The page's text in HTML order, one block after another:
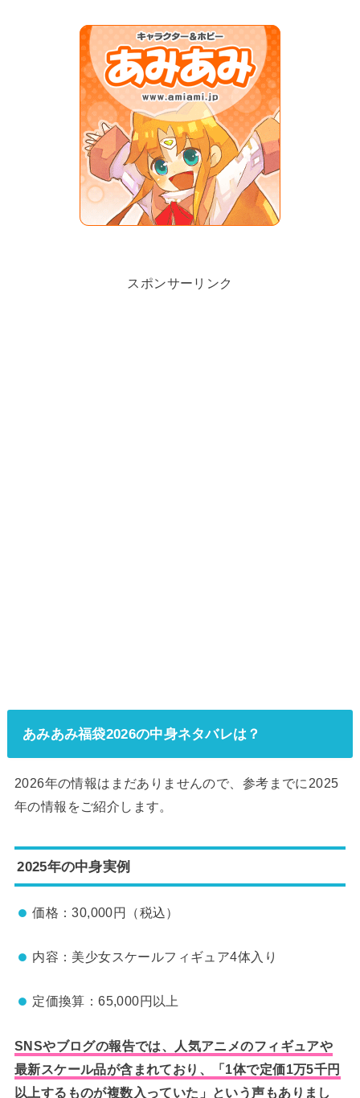
スポンサーリンク
あみあみ福袋2026の中身ネタバレは？
2026年の情報はまだありませんので、参考までに2025
年の情報をご紹介します。
2025年の中身実例
価格：30,000円（税込）
内容：美少女スケールフィギュア4体入り
定価換算：65,000円以上
SNSやブログの報告では、人気アニメのフィギュアや
最新スケール品が含まれており、「1体で定価1万5千円
以上するものが複数入っていた」という声もありまし